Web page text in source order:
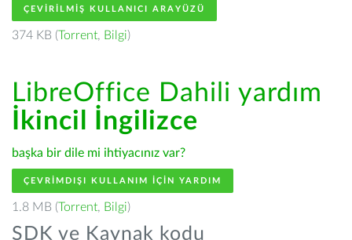
ÇEVIRILMIŞ KULLANICI ARAYÜZÜ
374 KB (Torrent, Bilgi)
LibreOffice Dahili yardım
İkincil İngilizce
başka bir dile mi ihtiyacınız var?
ÇEVRIMDIŞI KULLANIM IÇIN YARDIM
1.8 MB (Torrent, Bilgi)
SDK ve Kaynak kodu